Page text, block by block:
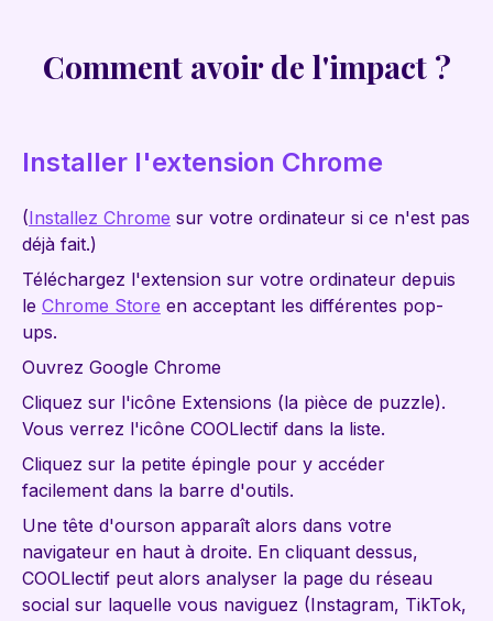
Comment avoir de l'impact ?
Installer l'extension Chrome
(Installez Chrome sur votre ordinateur si ce n'est pas
déjà fait.)
Téléchargez l'extension sur votre ordinateur depuis
le Chrome Store en acceptant les différentes pop-
ups.
Ouvrez Google Chrome
Cliquez sur l'icône Extensions (la pièce de puzzle).
Vous verrez l'icône COOLlectif dans la liste.
Cliquez sur la petite épingle pour y accéder
facilement dans la barre d'outils.
Une tête d'ourson apparaît alors dans votre
navigateur en haut à droite. En cliquant dessus,
COOLlectif peut alors analyser la page du réseau
social sur laquelle vous naviguez (Instagram, TikTok,